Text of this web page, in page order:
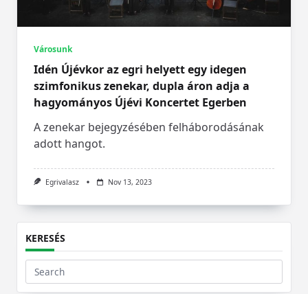
Városunk
Idén Újévkor az egri helyett egy idegen
szimfonikus zenekar, dupla áron adja a
hagyományos Újévi Koncertet Egerben
A zenekar bejegyzésében felháborodásának
adott hangot.
Egrivalasz Nov 13, 2023
KERESÉS
Search
for: